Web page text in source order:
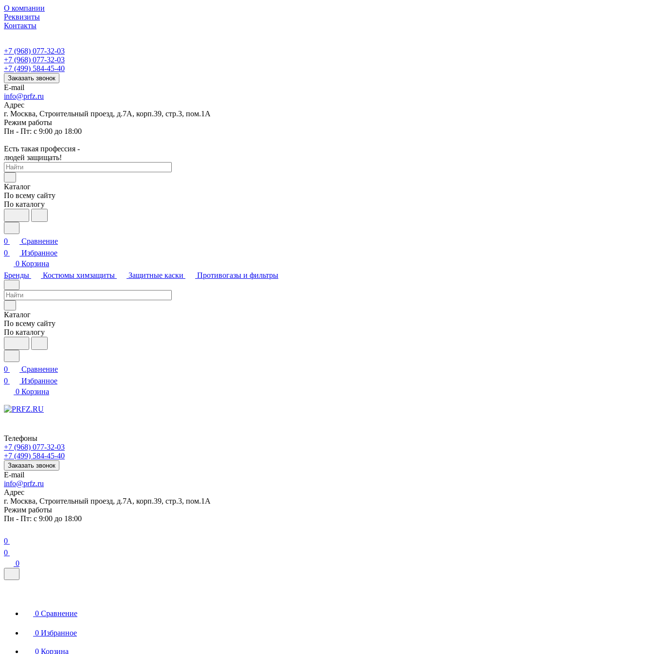
О компании
Реквизиты
Контакты
+7 (968) 077-32-03
+7 (968) 077-32-03
+7 (499) 584-45-40
Заказать звонок
E-mail
info@prfz.ru
Адрес
г. Москва, Строительный проезд, д.7А, корп.39, стр.3, пом.1А
Режим работы
Пн - Пт: с 9:00 до 18:00
Есть такая профессия -
людей защищать!
Каталог
По всему сайту
По каталогу
0
Сравнение
0
Избранное
0 Корзина
Бренды
Костюмы химзащиты Защитные каски Противогазы и фильтры
Каталог
По всему сайту
По каталогу
0
Сравнение
0
Избранное
0 Корзина
Телефоны
+7 (968) 077-32-03
+7 (499) 584-45-40
Заказать звонок
E-mail
info@prfz.ru
Адрес
г. Москва, Строительный проезд, д.7А, корп.39, стр.3, пом.1А
Режим работы
Пн - Пт: с 9:00 до 18:00
0
0
0
0 Сравнение
0 Избранное
0 Корзина